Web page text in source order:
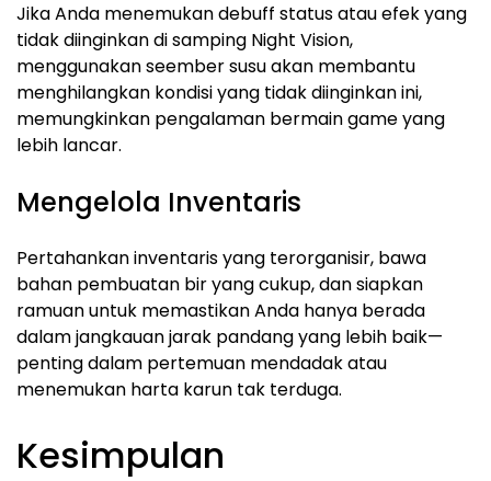
Jika Anda menemukan debuff status atau efek yang
tidak diinginkan di samping Night Vision,
menggunakan seember susu akan membantu
menghilangkan kondisi yang tidak diinginkan ini,
memungkinkan pengalaman bermain game yang
lebih lancar.
Mengelola Inventaris
Pertahankan inventaris yang terorganisir, bawa
bahan pembuatan bir yang cukup, dan siapkan
ramuan untuk memastikan Anda hanya berada
dalam jangkauan jarak pandang yang lebih baik—
penting dalam pertemuan mendadak atau
menemukan harta karun tak terduga.
Kesimpulan